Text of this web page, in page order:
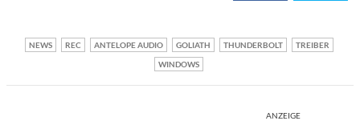
NEWS REC ANTELOPE AUDIO GOLIATH THUNDERBOLT
TREIBER
WINDOWS
ANZEIGE